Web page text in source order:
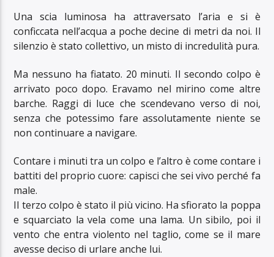
Una scia luminosa ha attraversato l’aria e si è
conficcata nell’acqua a poche decine di metri da noi. Il
silenzio è stato collettivo, un misto di incredulità pura.
Ma nessuno ha fiatato. 20 minuti. Il secondo colpo è
arrivato poco dopo. Eravamo nel mirino come altre
barche. Raggi di luce che scendevano verso di noi,
senza che potessimo fare assolutamente niente se
non continuare a navigare.
Contare i minuti tra un colpo e l’altro è come contare i
battiti del proprio cuore: capisci che sei vivo perché fa
male.
Il terzo colpo è stato il più vicino. Ha sfiorato la poppa
e squarciato la vela come una lama. Un sibilo, poi il
vento che entra violento nel taglio, come se il mare
avesse deciso di urlare anche lui.